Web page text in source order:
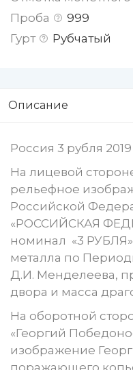
Проба
999
Гурт
Рубчатый
Описание
Россия 3 рубля
На лицевой
рельефное
Российской
«РОССИЙСКАЯ
номинал «3 РУБЛЯ»,
металла по
Д.И. Менделеева,
двора и масса
На оборотной
«Георгий
изображение
поражающего